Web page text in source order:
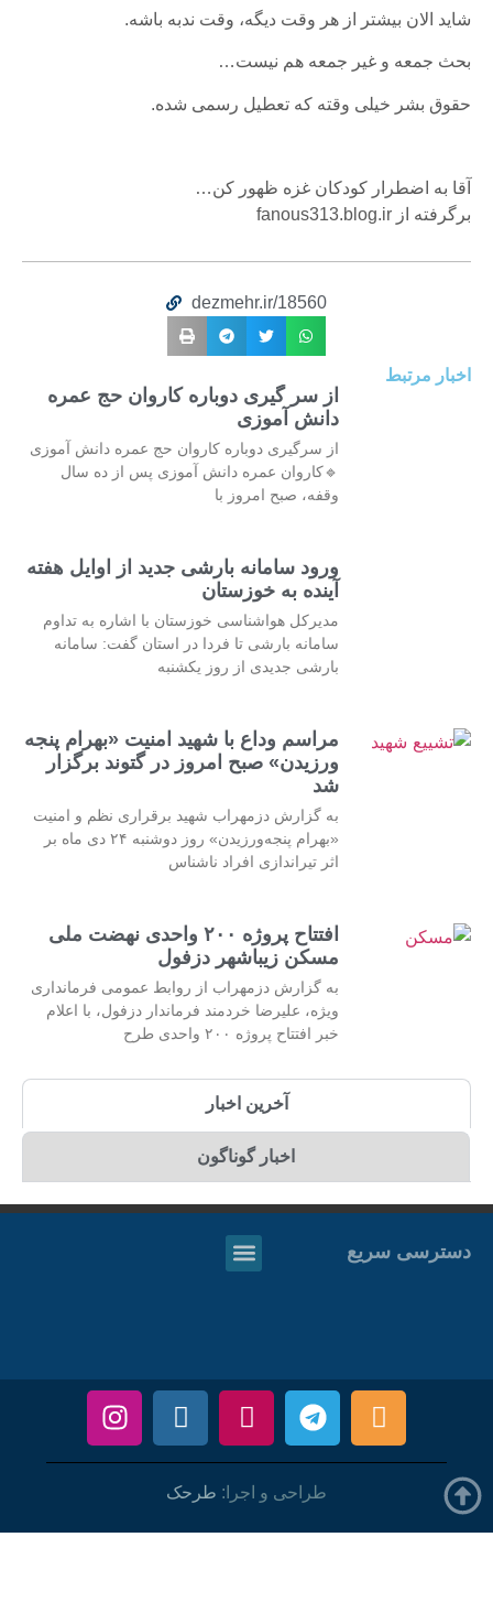
شاید الان بیشتر از هر وقت دیگه، وقت ندبه باشه.
بحث جمعه و غیر جمعه هم نیست…
حقوق بشر خیلی وقته که تعطیل رسمی شده.
آقا به اضطرار کودکان غزه ظهور کن…
برگرفته از fanous313.blog.ir
dezmehr.ir/18560
اخبار مرتبط
از سر گیری دوباره کاروان حج عمره
دانش آموزی
از سرگیری دوباره کاروان حج عمره دانش آموزی
🔹کاروان عمره دانش آموزی پس از ده سال
وقفه، صبح امروز با
ورود سامانه بارشی جدید از اوایل هفته
آینده به خوزستان
مدیرکل هواشناسی خوزستان با اشاره به تداوم
سامانه بارشی تا فردا در استان گفت: سامانه
بارشی جدیدی از روز یکشنبه
مراسم وداع با شهید امنیت «بهرام پنجه
ورزیدن» صبح امروز در گتوند برگزار
شد
به گزارش دزمهراب شهید برقراری نظم و امنیت
«بهرام پنجه‌ورزیدن» روز دوشنبه ۲۴ دی ماه بر
اثر تیراندازی افراد ناشناس
افتتاح پروژه ۲۰۰ واحدی نهضت ملی
مسکن زیباشهر دزفول
به گزارش دزمهراب از روابط عمومی فرمانداری
ویژه، علیرضا خردمند فرماندار دزفول، با اعلام
خبر افتتاح پروژه ۲۰۰ واحدی طرح
آخرین اخبار
اخبار گوناگون
دسترسی سریع
طراحی و اجرا: طرحک